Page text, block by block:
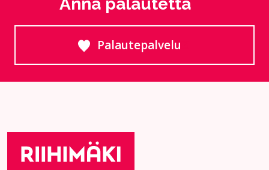
Palautepalvelu
Siirtyy ulkoiselle